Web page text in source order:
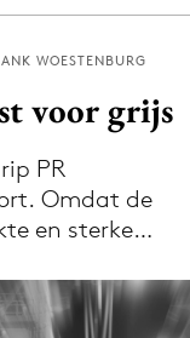
Adformatie
WOESTENBURG
voor grijs
PR
Omdat de
en sterke…